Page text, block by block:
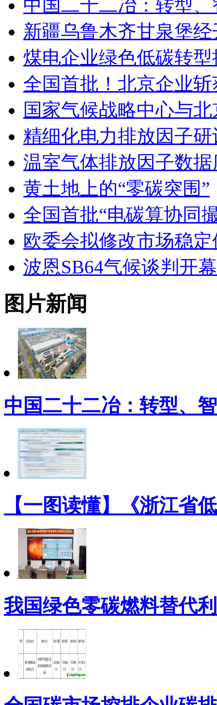
中国二十二冶：转型
新疆乌鲁木齐甘泉堡
煤电企业绿色低碳转型
全国首批！北京企业
国家气候战略中心与
精细化电力排放因子
温室气体排放因子数
黄土地上的“零碳突围”
全国首批“电碳算协同
欧委会拟修改市场稳
波恩SB64气候谈判开
图片新闻
中国二十二冶：转型、
【一图读懂】《浙江省
我国绿色零碳燃料替代